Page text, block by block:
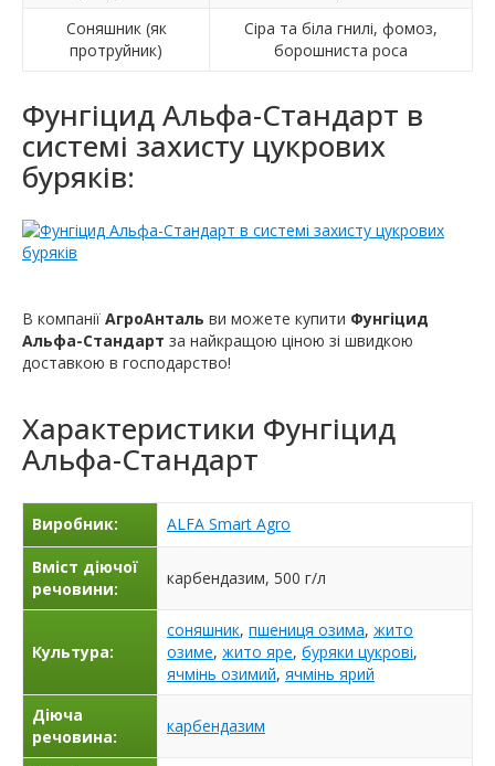
Соняшник (як
протруйник)
Сіра та біла гнилі, фомоз,
борошниста роса
Фунгіцид Альфа-Стандарт в
системі захисту цукрових
буряків:
В компанії АгроАнталь ви можете купити Фунгіцид
Альфа-Стандарт за найкращою ціною зі швидкою
доставкою в господарство!
Характеристики Фунгіцид
Альфа-Стандарт
Виробник: ALFA Smart Agro
Вміст діючої
речовини:
карбендазим, 500 г/л
Культура:
соняшник, пшениця озима, жито
озиме, жито яре, буряки цукрові,
ячмінь озимий, ячмінь ярий
Діюча
речовина:
карбендазим